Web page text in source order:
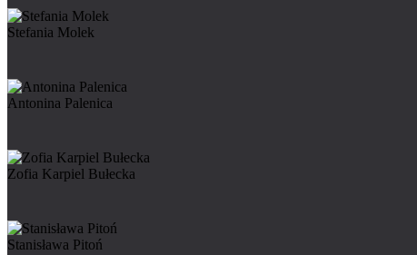
Stefania Molek
Antonina Palenica
Zofia Karpiel Bułecka
Stanisława Pitoń